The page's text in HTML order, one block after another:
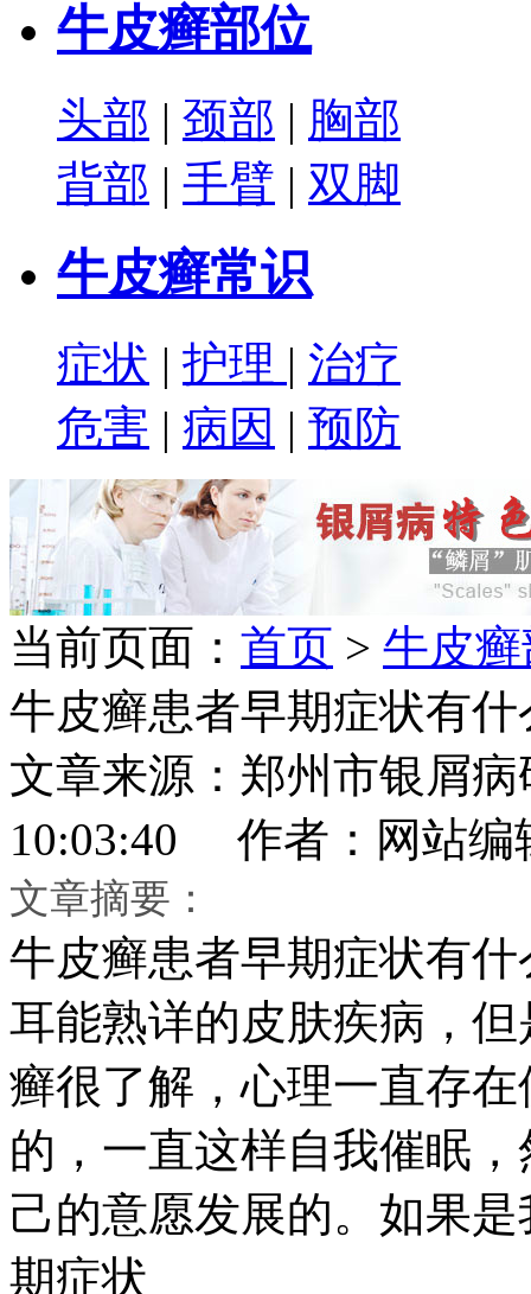
牛皮癣部位
头部 | 颈部 | 胸部
背部 | 手臂 | 双脚
牛皮癣常识
症状 | 护理 | 治疗
危害 | 病因 | 预防
当前页面： 首页 > 牛皮
牛皮癣患者早期症状有什
文章来源：郑州市银屑
10:03:40 作者：网站编
文章摘要：
牛皮癣患者早期症状有
耳能熟详的皮肤疾病，
癣很了解，心理一直存
的，一直这样自我催眠
己的意愿发展的。如果
期症状